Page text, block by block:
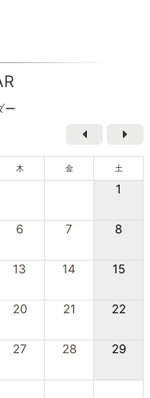
ー
木 金 土
1
6 7 8
13 14 15
20 21 22
27 28 29